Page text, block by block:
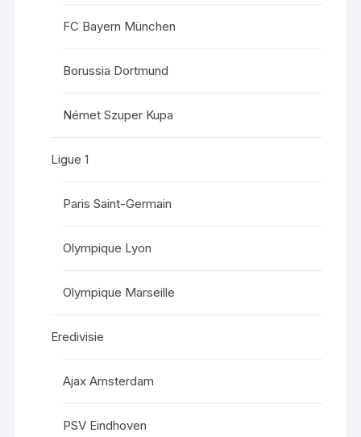
FC Bayern München
Borussia Dortmund
Német Szuper Kupa
Ligue 1
Paris Saint-Germain
Olympique Lyon
Olympique Marseille
Eredivisie
Ajax Amsterdam
PSV Eindhoven